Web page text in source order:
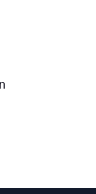
Sie sicher in den